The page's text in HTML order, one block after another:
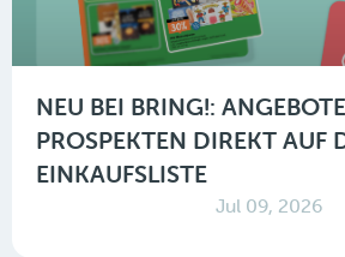
NEU BEI BRING!:
PROSPEKTEN DIREKT AUF
EINKAUFSLISTE
Jul 09, 2026